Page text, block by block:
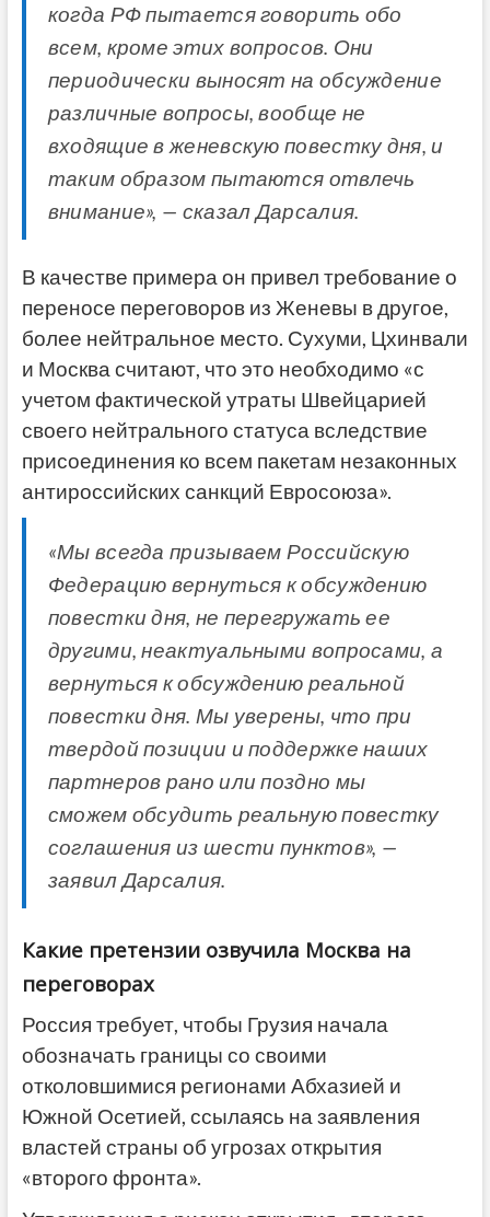
когда РФ пытается говорить обо
всем, кроме этих вопросов. Они
периодически выносят на обсуждение
различные вопросы, вообще не
входящие в женевскую повестку дня, и
таким образом пытаются отвлечь
внимание», — сказал Дарсалия.
В качестве примера он привел требование о
переносе переговоров из Женевы в другое,
более нейтральное место. Сухуми, Цхинвали
и Москва считают, что это необходимо «с
учетом фактической утраты Швейцарией
своего нейтрального статуса вследствие
присоединения ко всем пакетам незаконных
антироссийских санкций Евросоюза».
«Мы всегда призываем Российскую
Федерацию вернуться к обсуждению
повестки дня, не перегружать ее
другими, неактуальными вопросами, а
вернуться к обсуждению реальной
повестки дня. Мы уверены, что при
твердой позиции и поддержке наших
партнеров рано или поздно мы
сможем обсудить реальную повестку
соглашения из шести пунктов», —
заявил Дарсалия.
Какие претензии озвучила Москва на
переговорах
Россия требует, чтобы Грузия начала
обозначать границы со своими
отколовшимися регионами Абхазией и
Южной Осетией, ссылаясь на заявления
властей страны об угрозах открытия
«второго фронта».